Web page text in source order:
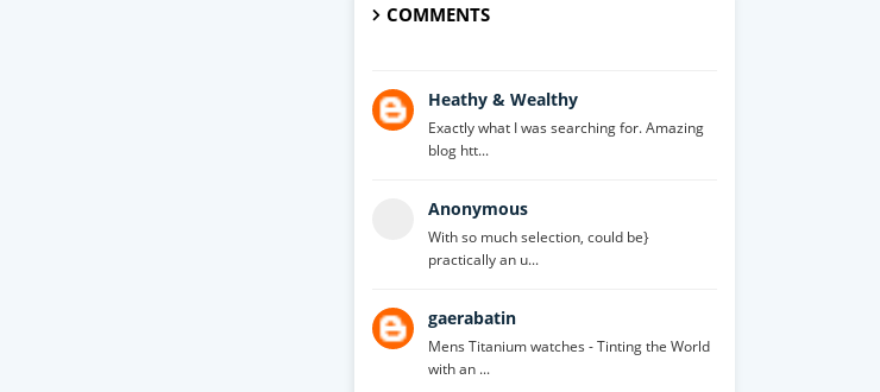
COMMENTS
Heathy & Wealthy
Exactly what I was searching for. Amazing
blog htt...
Anonymous
With so much selection, could be}
practically an u...
gaerabatin
Mens Titanium watches - Tinting the World
with an ...